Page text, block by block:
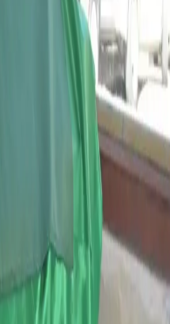
· en fazla 500KB ·
İletişim